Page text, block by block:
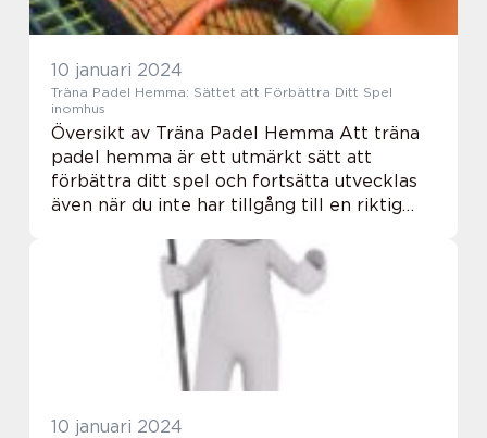
10 januari 2024
Träna Padel Hemma: Sättet att Förbättra Ditt Spel
inomhus
Översikt av Träna Padel Hemma Att träna
padel hemma är ett utmärkt sätt att
förbättra ditt spel och fortsätta utvecklas
även när du inte har tillgång till en riktig
träningsmetoder och -redskap kan du på
10 januari 2024